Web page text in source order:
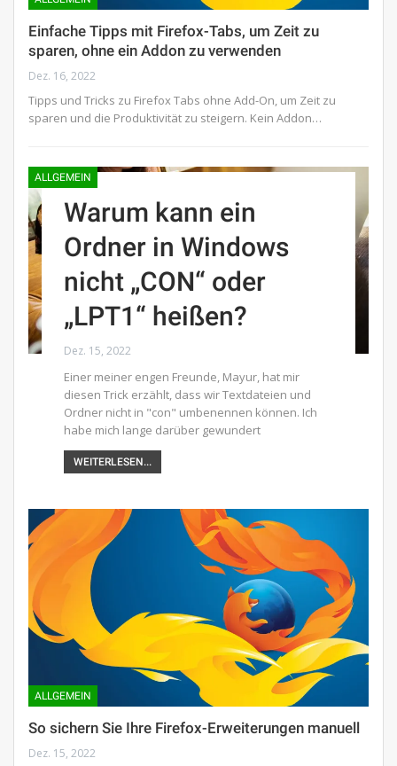
Einfache Tipps mit Firefox-Tabs, um Zeit zu
sparen, ohne ein Addon zu verwenden
Dez. 16, 2022
Tipps und Tricks zu Firefox Tabs ohne Add-On, um Zeit zu
sparen und die Produktivität zu steigern. Kein Addon…
ALLGEMEIN
Warum kann ein
Ordner in Windows
nicht „CON“ oder
„LPT1“ heißen?
Dez. 15, 2022
Einer meiner engen Freunde, Mayur, hat mir
diesen Trick erzählt, dass wir Textdateien und
Ordner nicht in "con" umbenennen können. Ich
habe mich lange darüber gewundert
WEITERLESEN...
ALLGEMEIN
So sichern Sie Ihre Firefox-Erweiterungen manuell
Dez. 15, 2022